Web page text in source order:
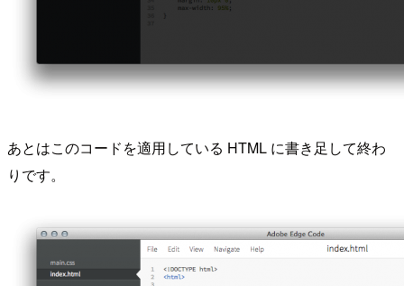
あとはこのコードを適用している HTML に書き足して終わ
りです。